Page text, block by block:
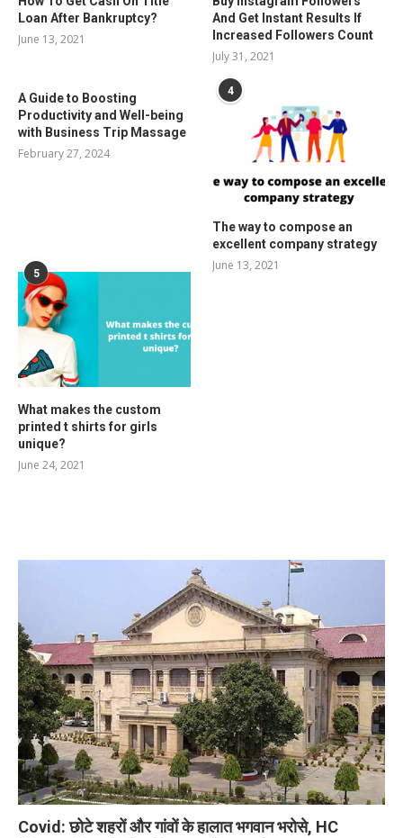
Loan After Bankruptcy?
June 13, 2021
And Get Instant Results If
Increased Followers Count
July 31, 2021
A Guide to Boosting
Productivity and Well-being
with Business Trip Massage
February 27, 2024
4
The way to compose an
excellent company strategy
June 13, 2021
5
What makes the custom
printed t shirts for girls
unique?
June 24, 2021
Covid: छोटे शहरों और गांवों के हालात भगवान भरोसे, HC